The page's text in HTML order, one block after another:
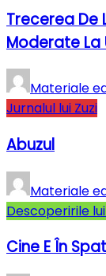
Trecerea De
Moderate La
Materiale
Jurnalul lui Zuzi
Abuzul
Materiale
Descoperirile
Cine E În